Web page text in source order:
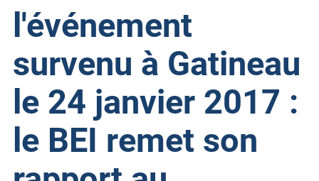
l'événement
survenu à Gatineau
le 24 janvier 2017 :
le BEI remet son